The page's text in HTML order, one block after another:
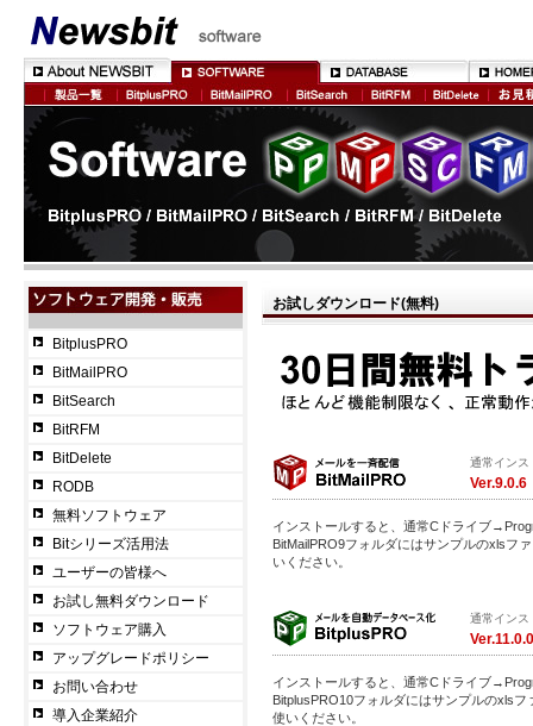
BitplusPRO
BitMailPRO
BitSearch
BitRFM
BitDelete
RODB
無料ソフトウェア
Bitシリーズ活用法
ユーザーの皆様へ
お試し無料ダウンロード
ソフトウェア購入
アップグレードポリシー
お問い合わせ
導入企業紹介
お試しダウンロード(無料)
通常インス
Ver.9.0.6
インストールすると、通常Cドライブ
BitMailPRO9フォルダにはサンプルのxlsフ
いください。
通常インス
Ver.11.0.0
インストールすると、通常Cドライブ
BitplusPRO10フォルダにはサンプルのxls
使いください。